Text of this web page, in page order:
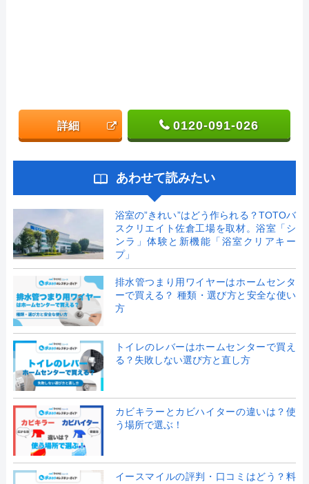
詳細 0120-091-026
あわせて読みたい
浴室の”きれい”はどう作られる？TOTOバ
スクリエイト佐倉工場を取材。浴室「シ
ンラ」体験と新機能「浴室クリアキー
プ」
排水管つまり用ワイヤーはホームセンタ
ーで買える？ 種類・選び方と安全な使い
方
トイレのレバーはホームセンターで買え
る？失敗しない選び方と直し方
カビキラーとカビハイターの違いは？使
う場所で選ぶ！
イースマイルの評判・口コミはどう？料